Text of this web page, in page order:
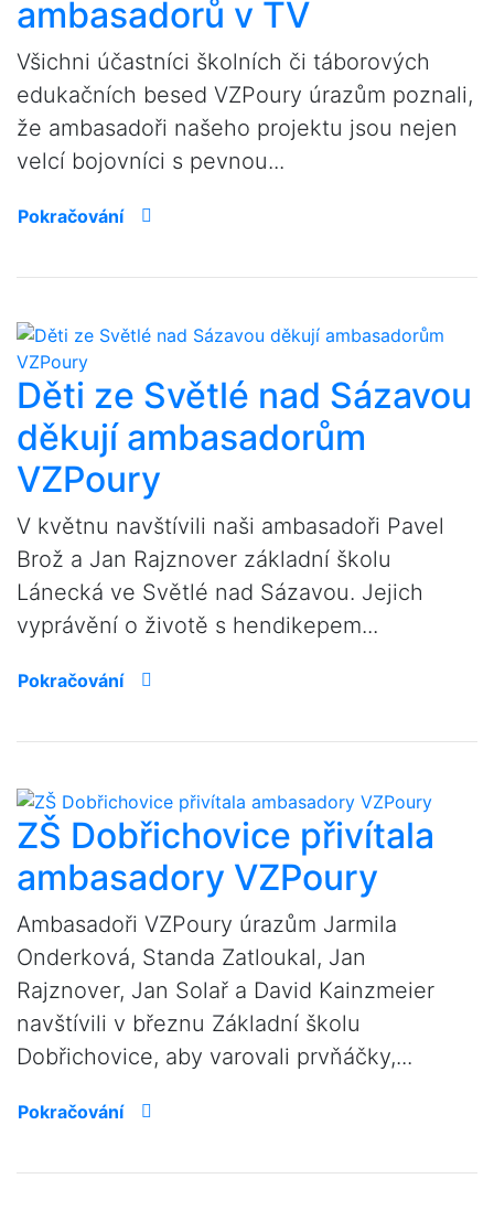
ambasadorů v TV
Všichni účastníci školních či táborových
edukačních besed VZPoury úrazům poznali,
že ambasadoři našeho projektu jsou nejen
velcí bojovníci s pevnou...
Pokračování
Děti ze Světlé nad Sázavou
děkují ambasadorům
VZPoury
V květnu navštívili naši ambasadoři Pavel
Brož a Jan Rajznover základní školu
Lánecká ve Světlé nad Sázavou. Jejich
vyprávění o životě s hendikepem...
Pokračování
ZŠ Dobřichovice přivítala
ambasadory VZPoury
Ambasadoři VZPoury úrazům Jarmila
Onderková, Standa Zatloukal, Jan
Rajznover, Jan Solař a David Kainzmeier
navštívili v březnu Základní školu
Dobřichovice, aby varovali prvňáčky,...
Pokračování